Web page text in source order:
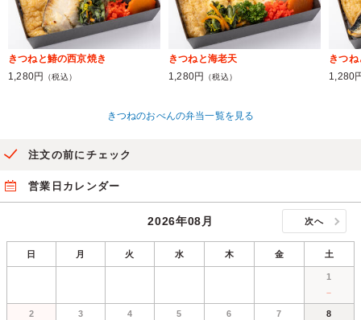
きつねと鰆の西京焼き
1,280円
（税込）
きつねと海老天
1,280円
（税込）
きつね
1,280
きつねのおべんの弁当一覧を見る
注文の前にチェック
営業日カレンダー
2026年08月 次へ
日 月 火 水 木 金 土
1
－
2 3 4 5 6 7 8